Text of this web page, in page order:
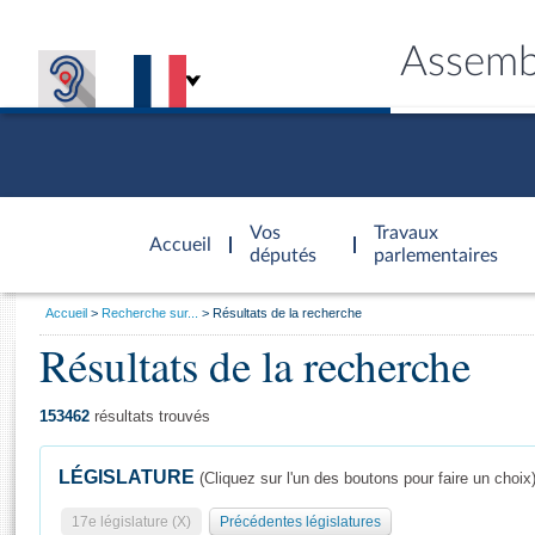
Accueil
d'accueil
Vos
députés
Travaux
parlementaires
Général
Vous
Accueil Recherche sur... Résultats de la recherche
Résultats de la recherche
153462 résultats trouvés
LÉGISLATURE (Cliquez sur l'un des boutons pour faire un choix)
17e législature (X) Précédentes législatures